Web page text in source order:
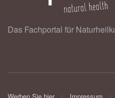
Das Fachportal für
Werben Sie hier Impressum